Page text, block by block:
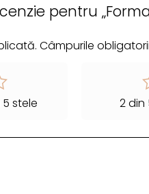
pentru
Câmpurile
stele 2 din